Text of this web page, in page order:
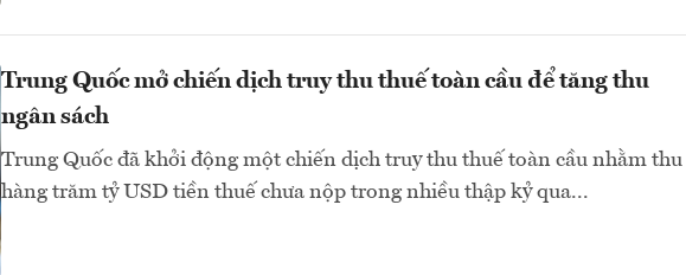
Trung Quốc mở chiến dịch truy thu thuế toàn cầu để tăng thu
ngân sách
Trung Quốc đã khởi động một chiến dịch truy thu thuế toàn cầu nhằm thu
hàng trăm tỷ USD tiền thuế chưa nộp trong nhiều thập kỷ qua...